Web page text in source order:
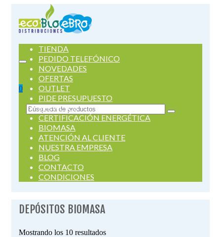
0
Buscar
por:
TIENDA
PEDIDO TELEFÓNICO
NOVEDADES
OFERTAS
OUTLET
PIDE PRESUPUESTO
SERVICIOS
CERTIFICACIÓN ENERGÉTICA
BIOMASA
ATENCIÓN AL CLIENTE
NUESTRA EMPRESA
BLOG
CONTACTO
CONDICIONES
DEPÓSITOS BIOMASA
Mostrando los 10 resultadosOrdenado